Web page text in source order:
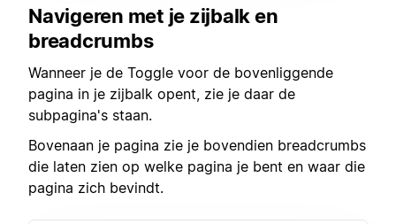
Navigeren met je zijbalk en
breadcrumbs
Wanneer je de Toggle voor de bovenliggende
pagina in je zijbalk opent, zie je daar de
subpagina's staan.
Bovenaan je pagina zie je bovendien breadcrumbs
die laten zien op welke pagina je bent en waar die
pagina zich bevindt.